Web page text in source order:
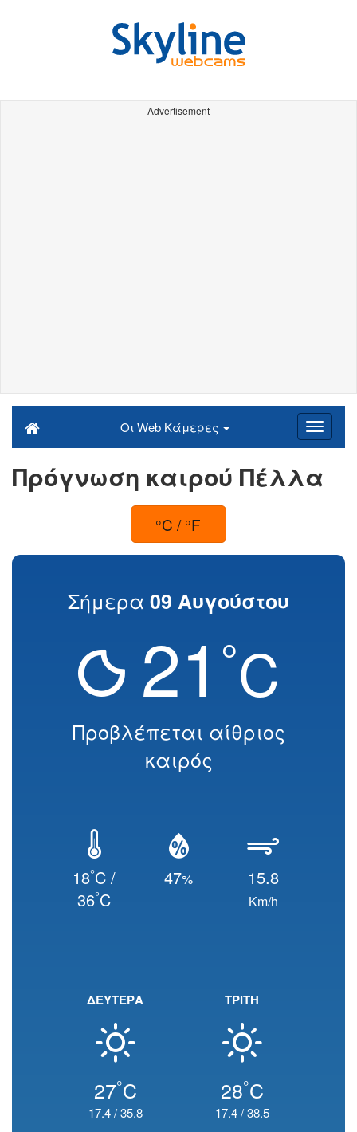
Advertisement
Οι Web Κάμερες
Πρόγνωση καιρού Πέλλα
°C / °F
Σήμερα 09 Αυγούστου
21 °C
Προβλέπεται αίθριος
καιρός
18°C /
36°C
47% 15.8
Km/h
ΔΕΥΤΕΡΑ
27°C
17.4/35.8
ΤΡΙΤΗ
28°C
17.4/38.5